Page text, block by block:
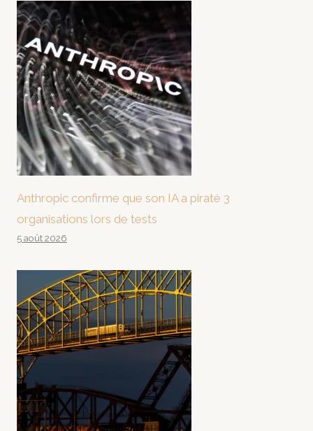
Anthropic confirme que son IA a piraté 3
organisations lors de tests
5 août 2026